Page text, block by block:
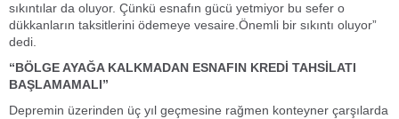
sıkıntılar da oluyor. Çünkü esnafın gücü yetmiyor bu sefer o
dükkanların taksitlerini ödemeye vesaire.Önemli bir sıkıntı oluyor”
dedi.
“BÖLGE AYAĞA KALKMADAN ESNAFIN KREDİ TAHSİLATI
BAŞLAMAMALI”
Depremin üzerinden üç yıl geçmesine rağmen konteyner çarşılarda